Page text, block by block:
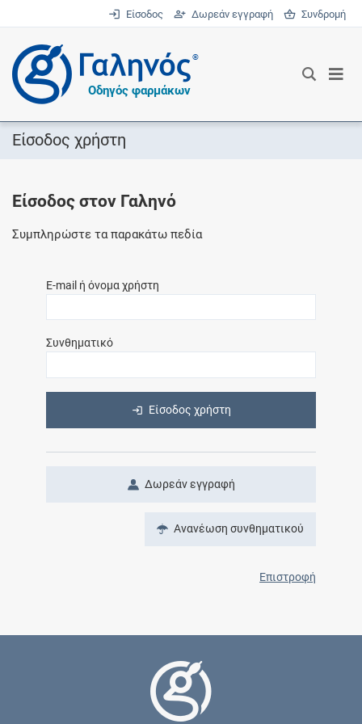
Είσοδος Δωρεάν εγγραφή Συνδρομή
®
Οδηγός φαρμάκων
Είσοδος χρήστη
Είσοδος στον Γαληνό
Συμπληρώστε τα παρακάτω πεδία
E-mail ή όνομα χρήστη
Συνθηματικό
Είσοδος χρήστη
Δωρεάν εγγραφή
Ανανέωση συνθηματικού
Επιστροφή